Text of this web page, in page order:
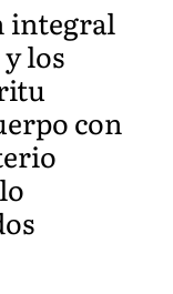
integral
los
con